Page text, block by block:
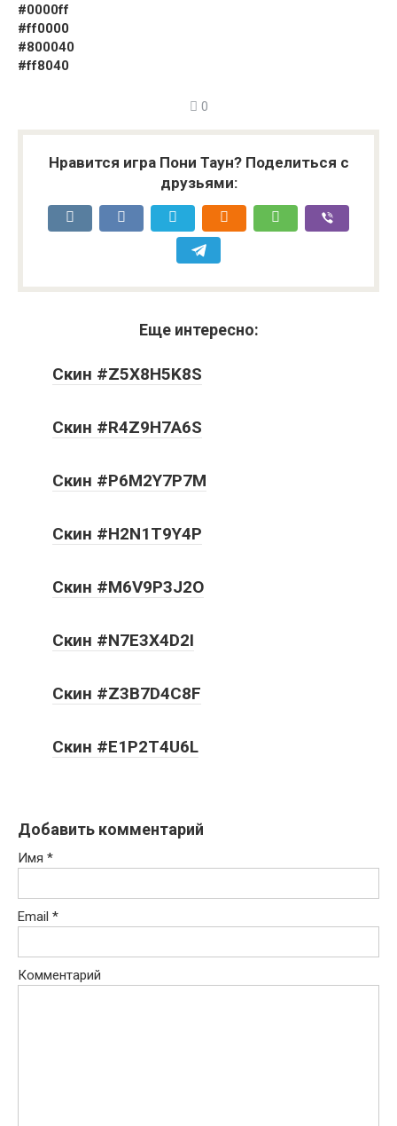
#0000ff
#ff0000
#800040
#ff8040
0
Нравится игра Пони Таун? Поделиться с
друзьями:
Еще интересно:
Скин #Z5X8H5K8S
Скин #R4Z9H7A6S
Скин #P6M2Y7P7M
Скин #H2N1T9Y4P
Скин #M6V9P3J2O
Скин #N7E3X4D2I
Скин #Z3B7D4C8F
Скин #E1P2T4U6L
Добавить комментарий
Имя *
Email *
Комментарий